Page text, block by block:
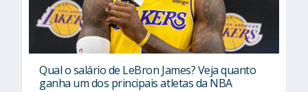
Qual o salário de LeBron James? Veja quanto
ganha um dos principais atletas da NBA